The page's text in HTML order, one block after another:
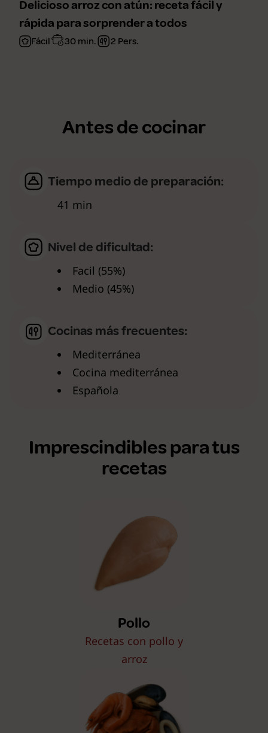
Delicioso arroz con atún: receta fácil y
rápida para sorprender a todos
Fácil 30 min. 2 Pers.
Antes de cocinar
Tiempo medio de preparación:
41 min
Nivel de dificultad:
Facil (55%)
Medio (45%)
Cocinas más frecuentes:
Mediterránea
Cocina mediterránea
Española
Imprescindibles para tus
recetas
Pollo
Recetas con pollo y
arroz